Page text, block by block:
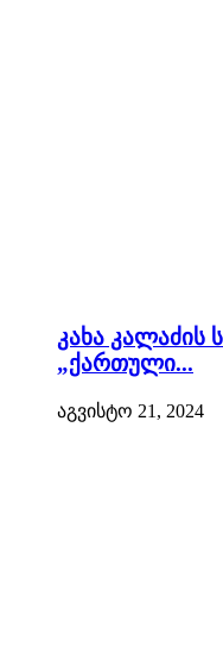
კახა კალაძის
„ქართული...
აგვისტო 21, 2024